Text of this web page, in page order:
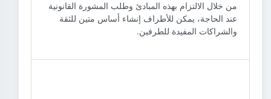
من خلال الالتزام بهذه المبادئ وطلب المشورة القانونية
عند الحاجة، يمكن للأطراف إنشاء أساس متين للثقة
والشراكات المفيدة للطرفين.